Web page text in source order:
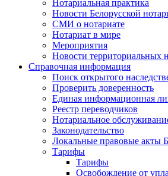
Нотариальная практика
Новости Белорусской
СМИ о нотариате
Нотариат в мире
Мероприятия
Новости территориальных
Справочная информация
Поиск открытого
Проверить доверенность
Единая информационная
Реестр переводчиков
Нотариальное
Законодательство
Локальные правовые акты
Тарифы
Тарифы
Освобождение от